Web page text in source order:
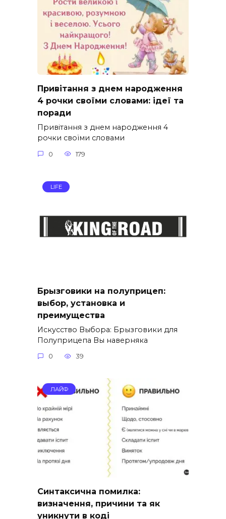
Привітання з днем народження
4 рочки своїми словами: ідеї та
поради
Привітання з днем народження 4
рочки своїми словами
0 179
LIFE
Брызговики на полуприцеп:
выбор, установка и
преимущества
Искусство Выбора: Брызговики для
Полуприцепа Вы наверняка
0 39
ЛАЙФ
Синтаксична помилка:
визначення, причини та як
уникнути в коді